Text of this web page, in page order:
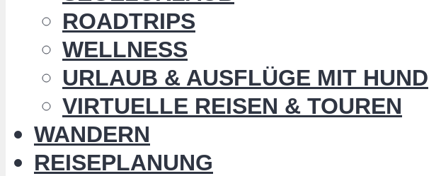
ROADTRIPS
WELLNESS
URLAUB & AUSFLÜGE MIT HUND
VIRTUELLE REISEN & TOUREN
WANDERN
REISEPLANUNG